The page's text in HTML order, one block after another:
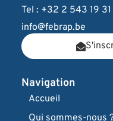
Navigation
Accueil
Qui sommes-nous
Tel : +32 2 543 19 31
info@febrap.be